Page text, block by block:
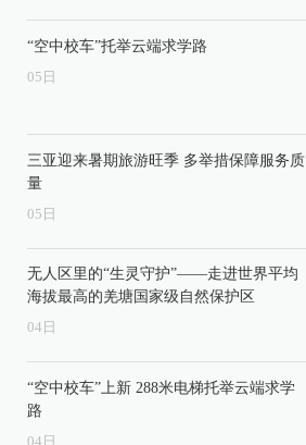
“空中校车”托举云端求学路
05 日
三亚迎来暑期旅游旺季 多举措保障服务质
量
05 日
无人区里的“生灵守护”——走进世界平均
海拔最高的羌塘国家级自然保护区
04 日
“空中校车”上新 288米电梯托举云端求学
路
04 日